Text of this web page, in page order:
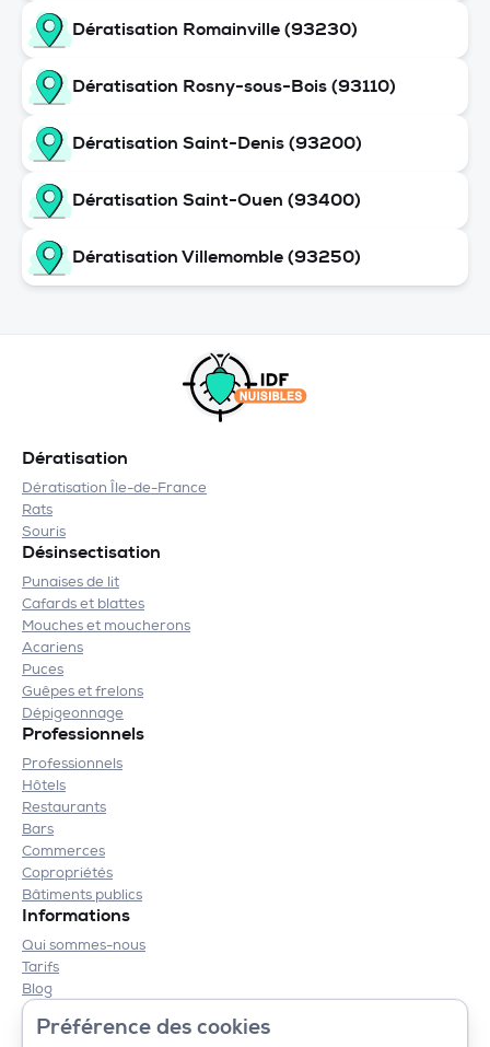
Dératisation Romainville (93230)
Dératisation Rosny-sous-Bois (93110)
Dératisation Saint-Denis (93200)
Dératisation Saint-Ouen (93400)
Dératisation Villemomble (93250)
Préférence des cookies
Dératisation
Dératisation Île-de-France
Rats
Souris
Désinsectisation
Punaises de lit
Cafards et blattes
Mouches et moucherons
Acariens
Puces
Guêpes et frelons
Dépigeonnage
Professionnels
Professionnels
Hôtels
Restaurants
Bars
Commerces
Copropriétés
Bâtiments publics
Informations
Qui sommes-nous
Tarifs
Blog
Contact
Mentions légales